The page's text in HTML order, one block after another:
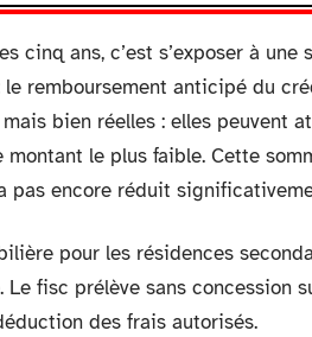
cinq ans, c’est s’exposer à une
remboursement anticipé du
bien réelles : elles peuvent
le plus faible. Cette
pas encore réduit
pour les résidences
fisc prélève sans concession
des frais autorisés.